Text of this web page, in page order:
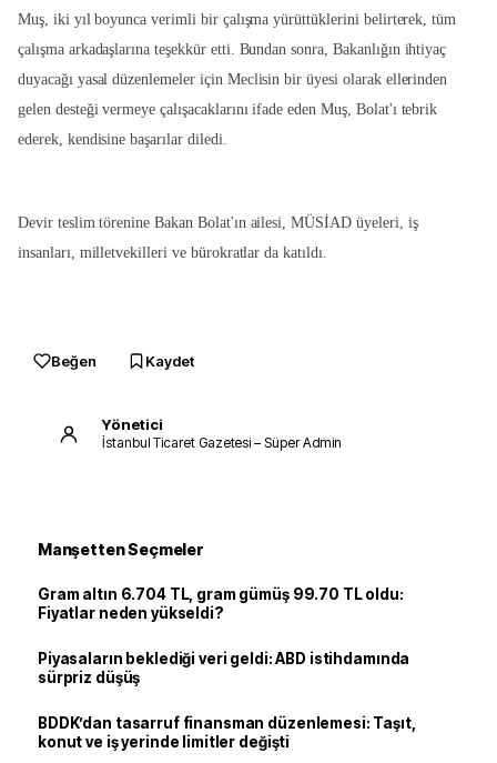
Muş, iki yıl boyunca verimli bir çalışma yürüttüklerini belirterek, tüm
çalışma arkadaşlarına teşekkür etti. Bundan sonra, Bakanlığın ihtiyaç
duyacağı yasal düzenlemeler için Meclisin bir üyesi olarak ellerinden
gelen desteği vermeye çalışacaklarını ifade eden Muş, Bolat'ı tebrik
ederek, kendisine başarılar diledi.
Devir teslim törenine Bakan Bolat'ın ailesi, MÜSİAD üyeleri, iş
insanları, milletvekilleri ve bürokratlar da katıldı.
Beğen Kaydet
Yönetici
İstanbul Ticaret Gazetesi – Süper Admin
Manşetten Seçmeler
Gram altın 6.704 TL, gram gümüş 99.70 TL oldu:
Fiyatlar neden yükseldi?
Piyasaların beklediği veri geldi: ABD istihdamında
sürpriz düşüş
BDDK’dan tasarruf finansman düzenlemesi: Taşıt,
konut ve iş yerinde limitler değişti